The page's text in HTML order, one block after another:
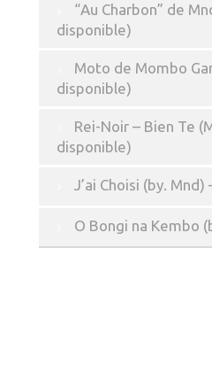
“Au Charbon” de
disponible)
Moto de Mombo
disponible)
Rei-Noir – Bien Te
disponible)
J’ai Choisi (by.
O Bongi na Kembo